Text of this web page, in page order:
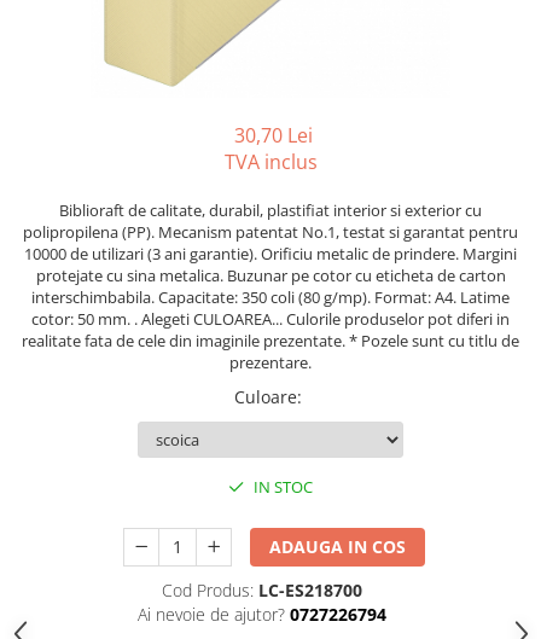
Caiete si produse din hartie
Caiete incepatori Tip I, II, III
Hartie creponata
Hartie glacee
Vocabulare
Ierbare scolare
Etichete scolare
Acuarele, guase, tempera si
Creioane colorate
30,70 Lei
TVA inclus
Biblioraft de calitate, durabil, plastifiat interior si exterior cu
polipropilena (PP). Mecanism patentat No.1, testat si garantat pentru
10000 de utilizari (3 ani garantie). Orificiu metalic de prindere. Margini
protejate cu sina metalica. Buzunar pe cotor cu eticheta de carton
interschimbabila. Capacitate: 350 coli (80 g/mp). Format: A4. Latime
cotor: 50 mm. . Alegeti CULOAREA... Culorile produselor pot diferi in
realitate fata de cele din imaginile prezentate. * Pozele sunt cu titlu de
prezentare.
Culoare:
IN STOC
ADAUGA IN COS
Cod Produs: LC-ES218700
Ai nevoie de ajutor? 0727226794